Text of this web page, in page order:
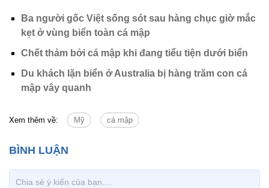
Ba người gốc Việt sống sót sau hàng chục giờ mắc
kẹt ở vùng biển toàn cá mập
Chết thảm bởi cá mập khi đang tiểu tiện dưới biển
Du khách lặn biển ở Australia bị hàng trăm con cá
mập vây quanh
Xem thêm về: Mỹ cá mập